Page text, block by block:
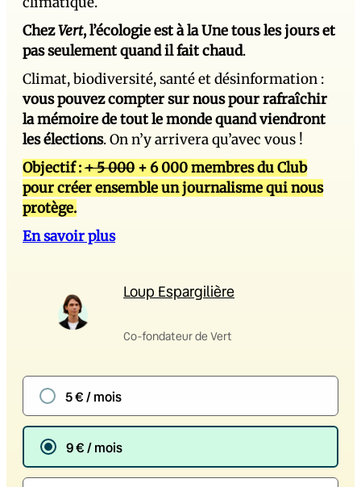
ChezVert, l’écologie est à la Une tous les jours et
pas seulement quand il fait chaud.
Climat, biodiversité, santé et désinformation :
vous pouvez compter sur nous pour rafraîchir
la mémoire de tout le monde quand viendront
les élections. On n’y arrivera qu’avec vous !
Objectif :+ 5 000 + 6 000 membres du Club
pour créer ensemble un journalisme qui nous
protège.
En savoir plus
Loup Espargilière
Co-fondateur de Vert
5 € / mois
9 € / mois